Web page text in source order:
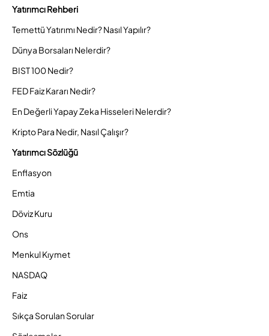
Yatırımcı Rehberi
Temettü Yatırımı Nedir? Nasıl Yapılır?
Dünya Borsaları Nelerdir?
BIST 100 Nedir?
FED Faiz Kararı Nedir?
En Değerli Yapay Zeka Hisseleri Nelerdir?
Kripto Para Nedir, Nasıl Çalışır?
Yatırımcı Sözlüğü
Enflasyon
Emtia
Döviz Kuru
Ons
Menkul Kıymet
NASDAQ
Faiz
Sıkça Sorulan Sorular